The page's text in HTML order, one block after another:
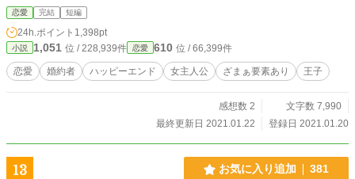
始めましたが。完結まで書き終えてあります。
恋愛 完結 短編
24h.ポイント 1,398pt
小説 1,051 位 / 228,939件 恋愛 610 位 / 66,399件
恋愛 婚約者 ハッピーエンド 女主人公 ざまぁ要素あり 王子
感想数 2
文字数 7,990
最終更新日 2021.01.22
登録日 2021.01.20
13 お気に入り追加 381